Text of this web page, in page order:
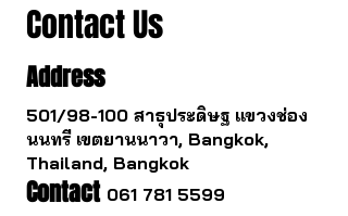
Contact Us
Address
501/98-100 สาธุประดิษฐ แขวงช่อง
นนทรี เขตยานนาวา, Bangkok,
Thailand, Bangkok
Contact 061 781 5599